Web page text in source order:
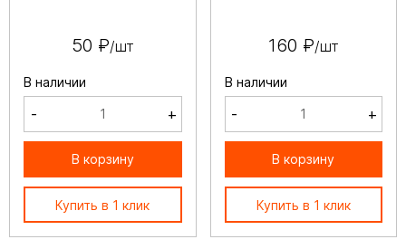
50 ₽/шт
В наличии
- +
В корзину
Купить в 1 клик
160 ₽/шт
В наличии
- +
В корзину
Купить в 1 клик